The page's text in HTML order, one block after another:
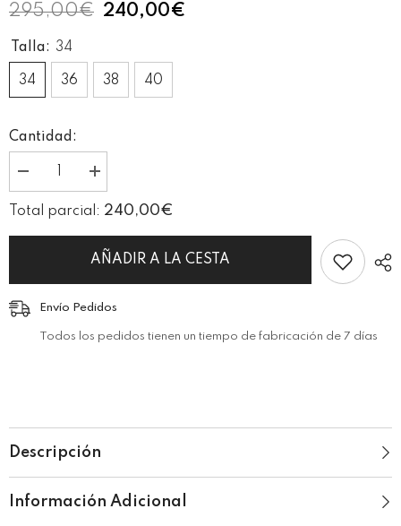
295,00€ 240,00€
Talla: 34
34 36 38 40
Cantidad:
Error:
Missing
interpolation
la
cantidad
de
producto
I18n
Error:
Missing
interpolation
for
la
de
producto
Total parcial: 240,00€
AÑADIR A LA CESTA
Envío Pedidos
Todos los pedidos tienen un tiempo de fabricación de 7 días
Descripción
Información Adicional